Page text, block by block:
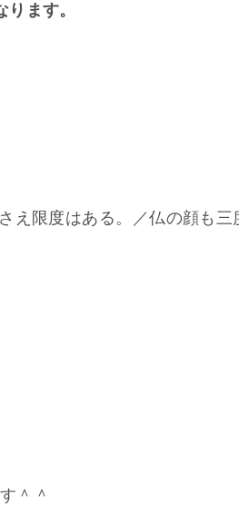
ます。
え限度はある。／仏の顔も三
＾＾